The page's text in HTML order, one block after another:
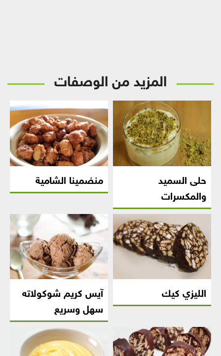
المزيد من الوصفات
حلى السميد
والمكسرات
منضمينا الشامية
الليزي كيك
آيس كريم شوكولاته
سهل وسريع